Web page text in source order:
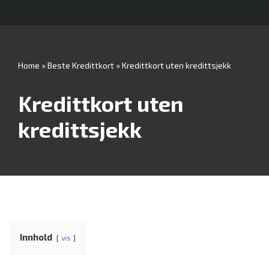
innholdet
Home »Beste Kredittkort »Kredittkort uten kredittsjekk
Kredittkort uten
kredittsjekk
Innhold vis